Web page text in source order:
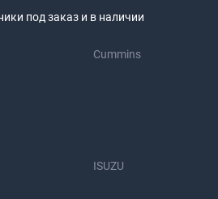
под заказ и в наличии
Cummins
ISUZU